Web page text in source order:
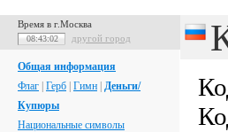
Время в г.Москва
08:43:03 другой город
Общая информация
Флаг Герб Гимн Деньги/
Купюры
Национальные символы